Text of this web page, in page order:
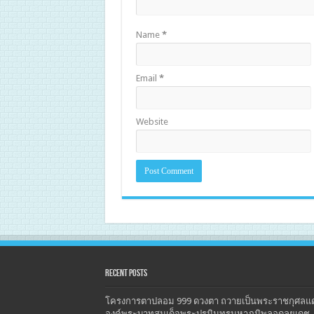
Name *
Email *
Website
Recent Posts
โครงการตาปลอม 999 ดวงตา ถวายเป็นพระราชกุศลแ